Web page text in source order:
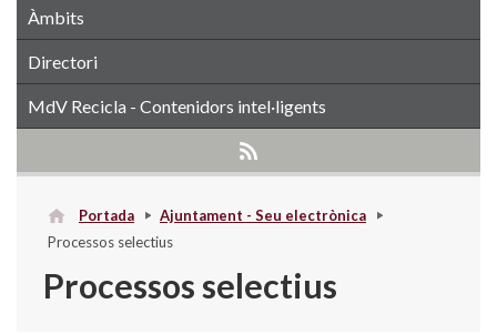
Àmbits
Directori
MdV Recicla - Contenidors intel·ligents
Portada
Ajuntament - Seu electrònica
Processos selectius
Processos selectius